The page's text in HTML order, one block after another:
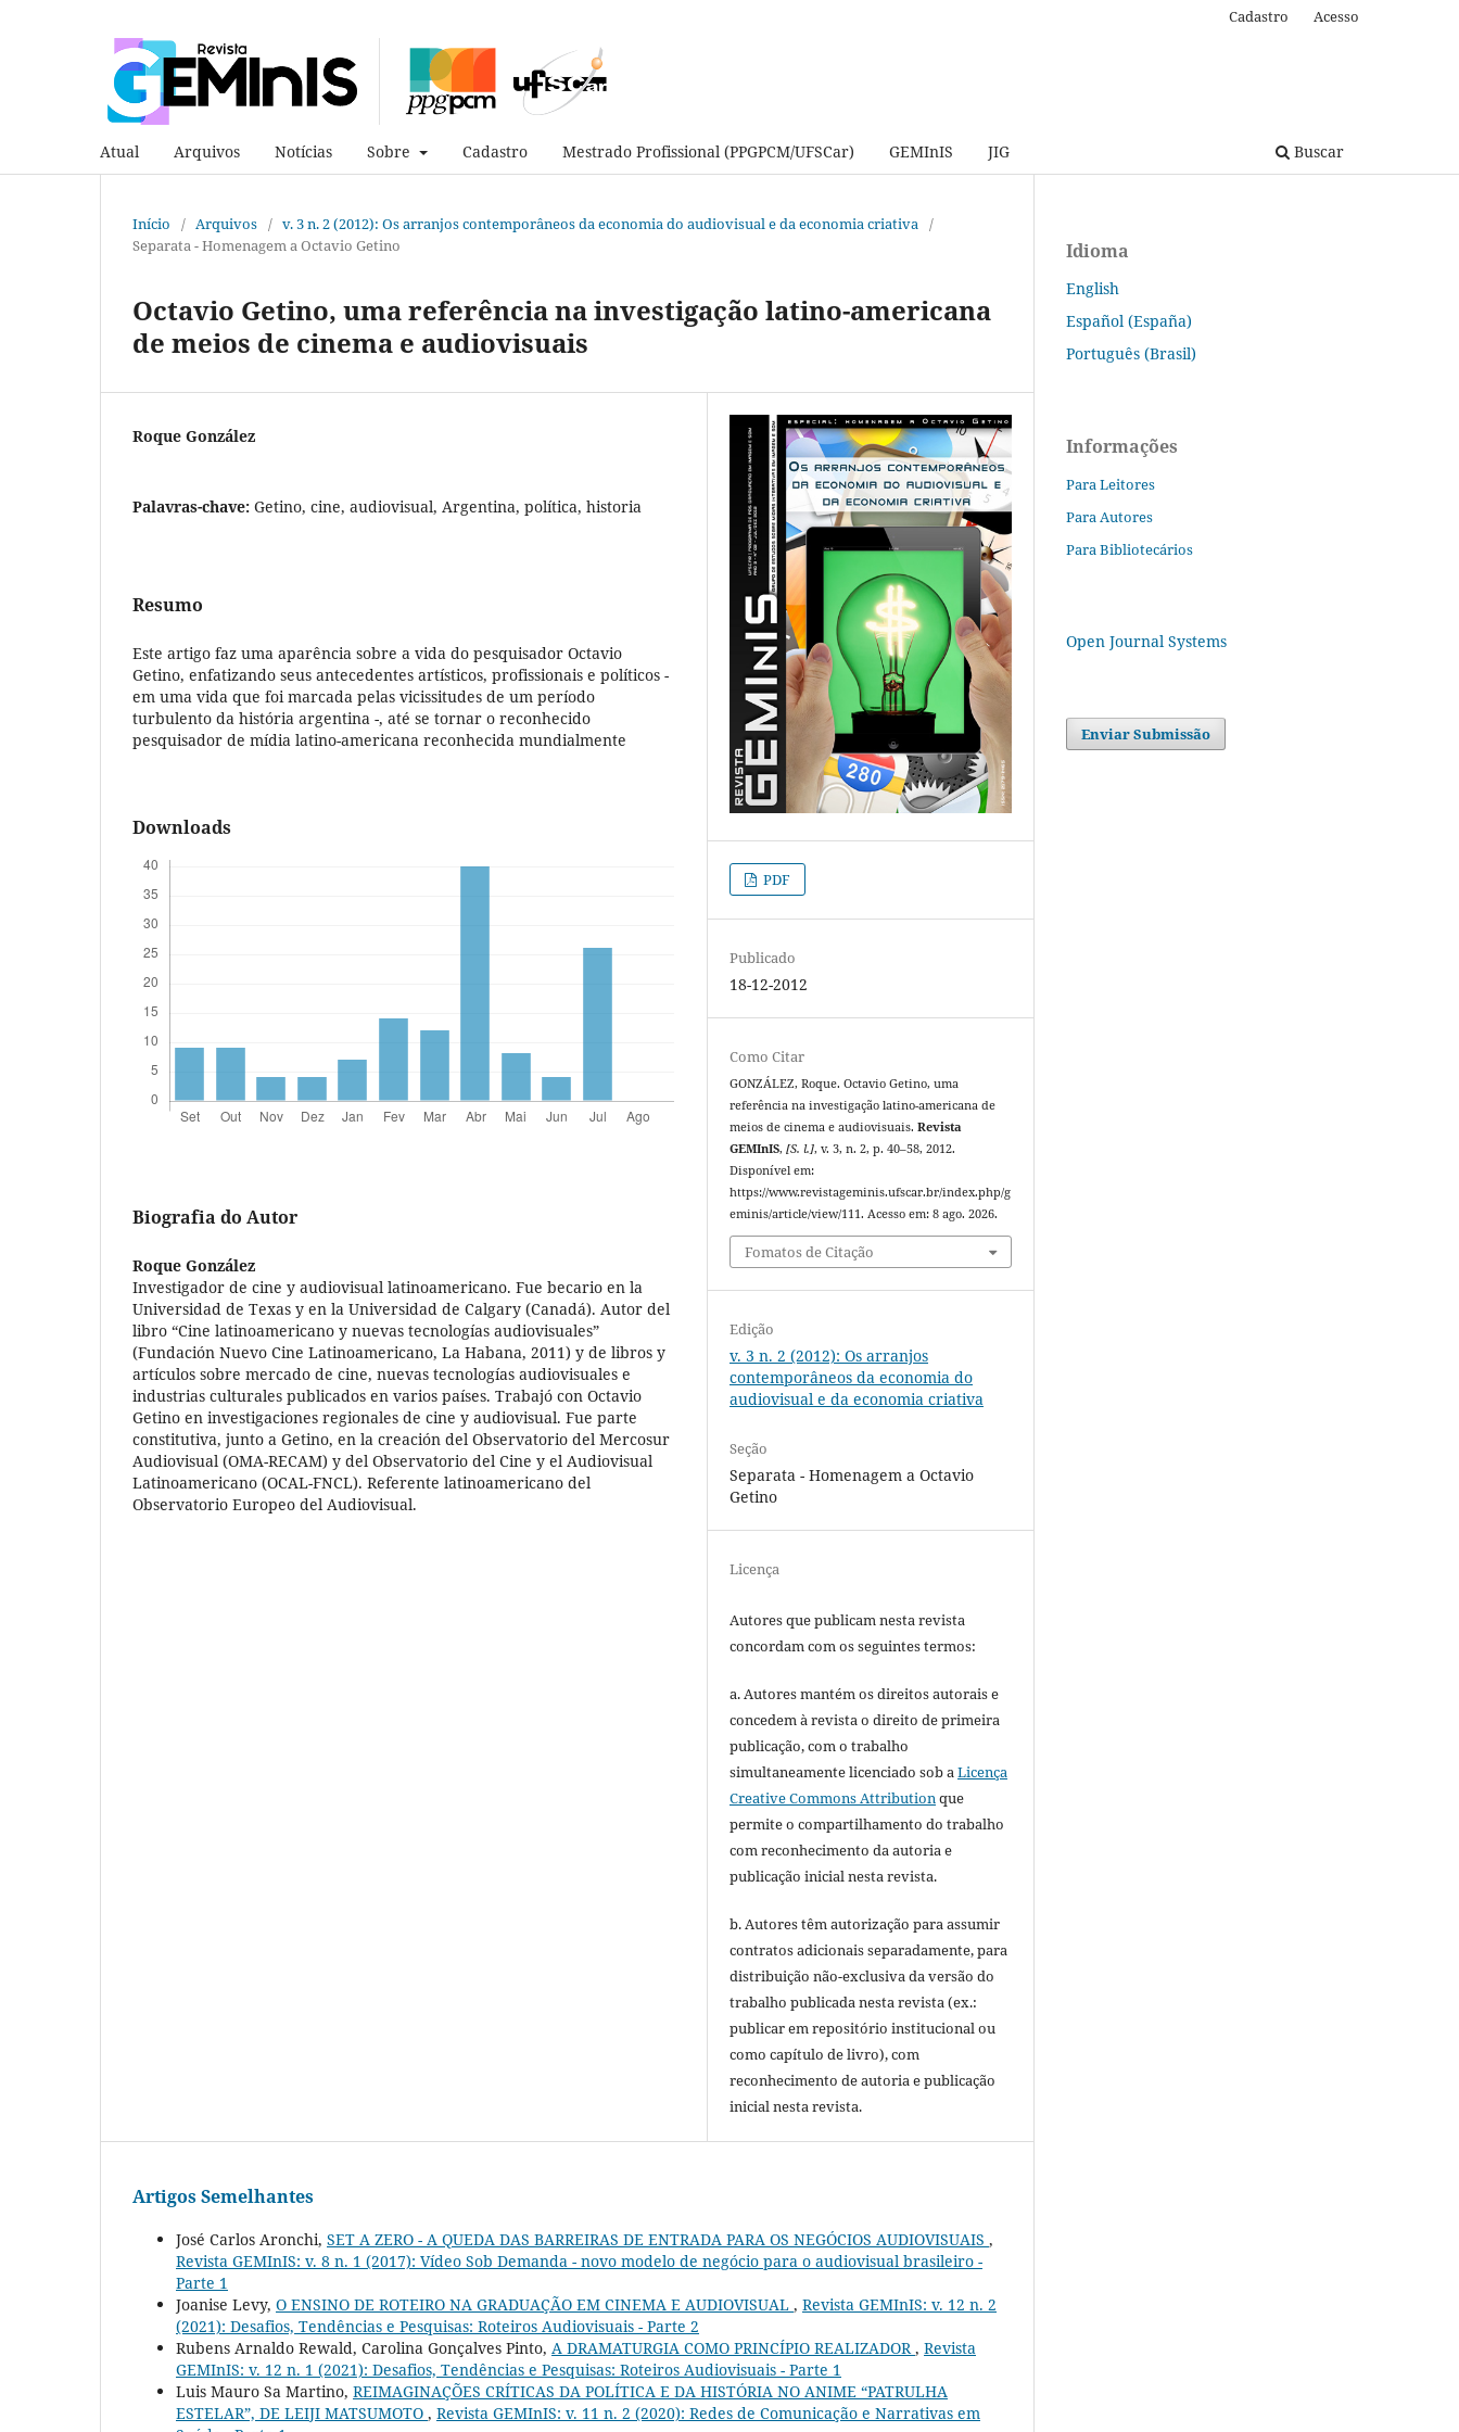
Atual Arquivos Notícias Sobre Cadastro Mestrado Profissional (PPGPCM/UFSCar) GEMInIS JIG Buscar
Cadastro Acesso
Início / Arquivos / v. 3 n. 2 (2012): Os arranjos contemporâneos da economia do audiovisual e da economia criativa /
Separata - Homenagem a Octavio Getino
Octavio Getino, uma referência na investigação latino-americana
de meios de cinema e audiovisuais
Roque González
Palavras-chave: Getino, cine, audiovisual, Argentina, política, historia
Resumo
Este artigo faz uma aparência sobre a vida do pesquisador Octavio
Getino, enfatizando seus antecedentes artísticos, profissionais e políticos -
em uma vida que foi marcada pelas vicissitudes de um período
turbulento da história argentina -, até se tornar o reconhecido
pesquisador de mídia latino-americana reconhecida mundialmente
Downloads
Biografia do Autor
Roque González
Investigador de cine y audiovisual latinoamericano. Fue becario en la
Universidad de Texas y en la Universidad de Calgary (Canadá). Autor del
libro “Cine latinoamericano y nuevas tecnologías audiovisuales”
(Fundación Nuevo Cine Latinoamericano, La Habana, 2011) y de libros y
artículos sobre mercado de cine, nuevas tecnologías audiovisuales e
industrias culturales publicados en varios países. Trabajó con Octavio
Getino en investigaciones regionales de cine y audiovisual. Fue parte
constitutiva, junto a Getino, en la creación del Observatorio del Mercosur
Audiovisual (OMA-RECAM) y del Observatorio del Cine y el Audiovisual
Latinoamericano (OCAL-FNCL). Referente latinoamericano del
Observatorio Europeo del Audiovisual.
PDF
Publicado
18-12-2012
Como Citar
GONZÁLEZ, Roque. Octavio Getino, uma
referência na investigação latino-americana de
meios de cinema e audiovisuais.Revista
GEMInIS,[S. l.], v. 3, n. 2, p. 40–58, 2012.
Disponível em:
https://www.revistageminis.ufscar.br/index.php/g
eminis/article/view/111. Acesso em: 8 ago. 2026.
Fomatos de Citação
Edição
v. 3 n. 2 (2012): Os arranjos
contemporâneos da economia do
audiovisual e da economia criativa
Seção
Separata - Homenagem a Octavio
Getino
Licença
Autores que publicam nesta revista
concordam com os seguintes termos:
a. Autores mantém os direitos autorais e
concedem à revista o direito de primeira
publicação, com o trabalho
simultaneamente licenciado sob aLicença
Creative Commons Attributionque
permite o compartilhamento do trabalho
com reconhecimento da autoria e
publicação inicial nesta revista.
b. Autores têm autorização para assumir
contratos adicionais separadamente, para
distribuição não-exclusiva da versão do
trabalho publicada nesta revista (ex.:
publicar em repositório institucional ou
como capítulo de livro), com
reconhecimento de autoria e publicação
inicial nesta revista.
Artigos Semelhantes
José Carlos Aronchi, SET A ZERO - A QUEDA DAS BARREIRAS DE ENTRADA PARA OS NEGÓCIOS AUDIOVISUAIS ,
Revista GEMInIS: v. 8 n. 1 (2017): Vídeo Sob Demanda - novo modelo de negócio para o audiovisual brasileiro -
Parte 1
Joanise Levy, O ENSINO DE ROTEIRO NA GRADUAÇÃO EM CINEMA E AUDIOVISUAL , Revista GEMInIS: v. 12 n. 2
(2021): Desafios, Tendências e Pesquisas: Roteiros Audiovisuais - Parte 2
Rubens Arnaldo Rewald, Carolina Gonçalves Pinto, A DRAMATURGIA COMO PRINCÍPIO REALIZADOR, Revista
GEMInIS: v. 12 n. 1 (2021): Desafios, Tendências e Pesquisas: Roteiros Audiovisuais - Parte 1
Luis Mauro Sa Martino, REIMAGINAÇÕES CRÍTICAS DA POLÍTICA E DA HISTÓRIA NO ANIME “PATRULHA
ESTELAR”, DE LEIJI MATSUMOTO , Revista GEMInIS: v. 11 n. 2 (2020): Redes de Comunicação e Narrativas em
Idioma
English
Español (España)
Português (Brasil)
Informações
Para Leitores
Para Autores
Para Bibliotecários
Open Journal Systems
Enviar Submissão